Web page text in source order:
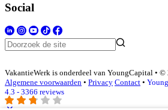
Social
VakantieWerk is onderdeel van YoungCapital •
Algemene voorwaarden • Privacy Contact •
4.3 - 3366 reviews